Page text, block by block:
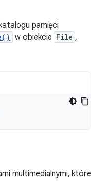
pamięci
w obiekcie File ,
multimedialnymi, które